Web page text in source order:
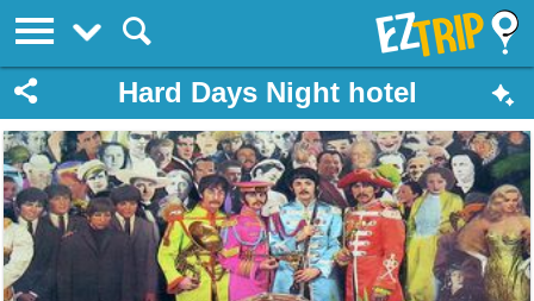
EZTrip
Hard Days Night hotel